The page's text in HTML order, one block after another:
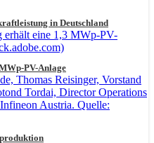
in Deutschland
PV-Anlage